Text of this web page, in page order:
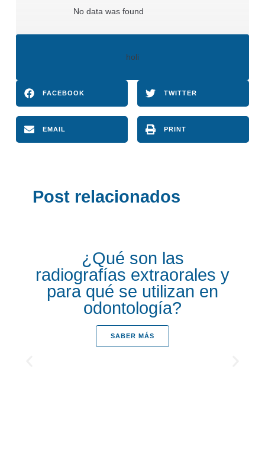
No data was found
holi
FACEBOOK TWITTER
EMAIL PRINT
Post relacionados
¿Qué son las
radiografías extraorales y
para qué se utilizan en
odontología?
SABER MÁS